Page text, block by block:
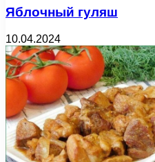
Яблочный гуляш
10.04.2024